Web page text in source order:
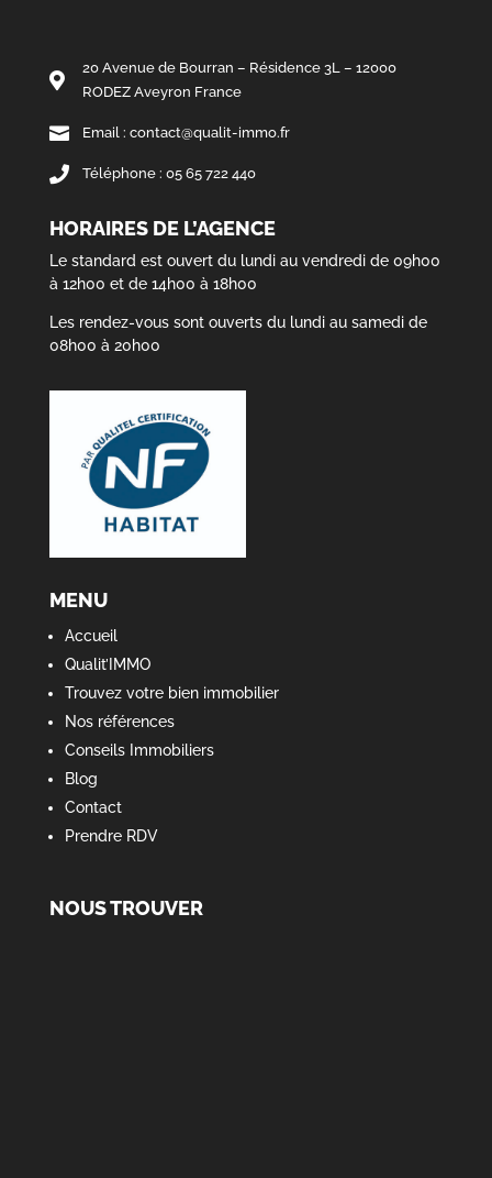

20 Avenue de Bourran – Résidence 3L – 12000
RODEZ Aveyron France
 Email : contact@qualit-immo.fr
 Téléphone : 05 65 722 440
HORAIRES DE L’AGENCE
Le standard est ouvert du lundi au vendredi de 09h00
à 12h00 et de 14h00 à 18h00
Les rendez-vous sont ouverts du lundi au samedi de
08h00 à 20h00
MENU
Accueil
Qualit’IMMO
Trouvez votre bien immobilier
Nos références
Conseils Immobiliers
Blog
Contact
Prendre RDV
NOUS TROUVER